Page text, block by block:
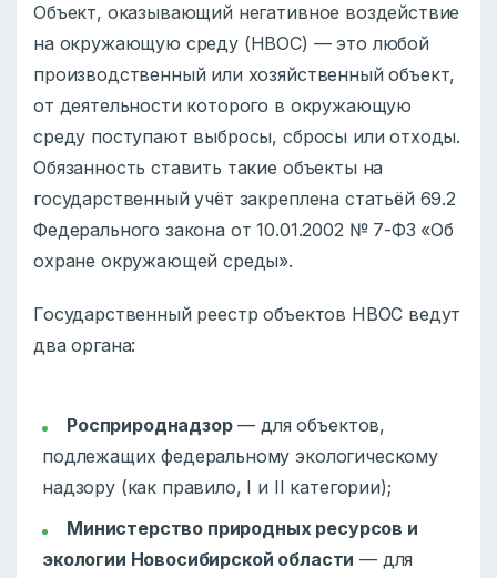
Объект, оказывающий негативное воздействие
на окружающую среду (НВОС) — это любой
производственный или хозяйственный объект,
от деятельности которого в окружающую
среду поступают выбросы, сбросы или отходы.
Обязанность ставить такие объекты на
государственный учёт закреплена статьёй 69.2
Федерального закона от 10.01.2002 № 7-ФЗ «Об
охране окружающей среды».
Государственный реестр объектов НВОС ведут
два органа:
Росприроднадзор— для объектов,
подлежащих федеральному экологическому
надзору (как правило, I и II категории);
Министерство природных ресурсов и
экологии Новосибирской области — для